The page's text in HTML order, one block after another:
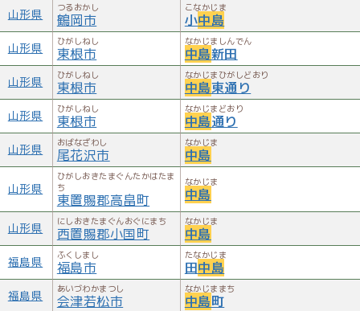
山形県 つるおかし
鶴岡市
こなかじま
小中島
山形県 ひがしねし
東根市
なかじましんでん
中島新田
山形県 ひがしねし
東根市
なかじまひがしどおり
中島東通り
山形県 ひがしねし
東根市
なかじまどおり
中島通り
山形県 おばなざわし
尾花沢市
なかじま
中島
山形県
ひがしおきたまぐんたかはたま
ち
東置賜郡高畠町
なかじま
中島
山形県 にしおきたまぐんおぐにまち
西置賜郡小国町
なかじま
中島
福島県 ふくしまし
福島市
たなかじま
田中島
福島県 あいづわかまつし
会津若松市
なかじままち
中島町